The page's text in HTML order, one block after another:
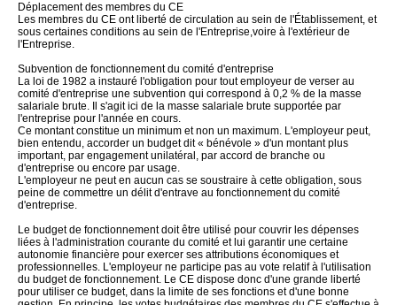
Déplacement des membres du CE
Les membres du CE ont liberté de circulation au sein de l'Établissement, et
sous certaines conditions au sein de l'Entreprise,voire à l'extérieur de
l'Entreprise.
Subvention de fonctionnement du comité d'entreprise
La loi de 1982 a instauré l'obligation pour tout employeur de verser au
comité d'entreprise une subvention qui correspond à 0,2 % de la masse
salariale brute. Il s'agit ici de la masse salariale brute supportée par
l'entreprise pour l'année en cours.
Ce montant constitue un minimum et non un maximum. L'employeur peut,
bien entendu, accorder un budget dit « bénévole » d'un montant plus
important, par engagement unilatéral, par accord de branche ou
d'entreprise ou encore par usage.
L'employeur ne peut en aucun cas se soustraire à cette obligation, sous
peine de commettre un délit d'entrave au fonctionnement du comité
d'entreprise.
Le budget de fonctionnement doit être utilisé pour couvrir les dépenses
liées à l'administration courante du comité et lui garantir une certaine
autonomie financière pour exercer ses attributions économiques et
professionnelles. L'employeur ne participe pas au vote relatif à l'utilisation
du budget de fonctionnement. Le CE dispose donc d'une grande liberté
pour utiliser ce budget, dans la limite de ses fonctions et d'une bonne